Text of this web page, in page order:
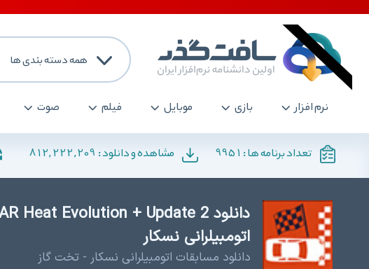
همه دسته بندی ها
نرم افزار بازی موبایل فیلم صوت
تعداد برنامه ها : 9951 مشاهده و دانلود : 812,222,209
اتومبیلرانی نسکار
دانلود مسابقات اتومبیلرانی نسکار - تخت گاز